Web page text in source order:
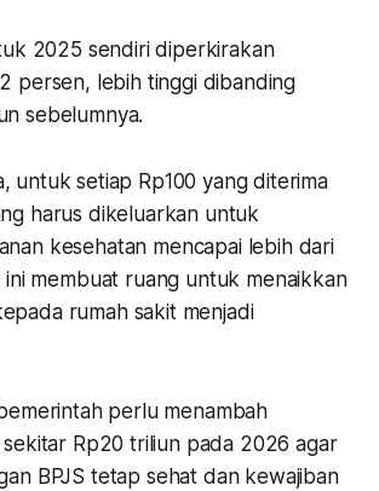
2025 sendiri diperkirakan
persen, lebih tinggi dibanding
sebelumnya.
untuk setiap Rp100 yang diterima
harus dikeluarkan untuk
kesehatan mencapai lebih dari
ini membuat ruang untuk menaikkan
rumah sakit menjadi
perlu menambah
Rp20 triliun pada 2026 agar
BPJS tetap sehat dan kewajiban